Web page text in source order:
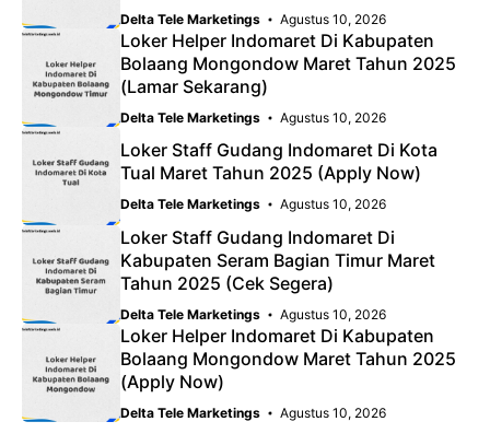
Delta Tele Marketings Agustus 10, 2026
Loker Helper Indomaret Di Kabupaten
Bolaang Mongondow Maret Tahun 2025
(Lamar Sekarang)
Delta Tele Marketings Agustus 10, 2026
Loker Staff Gudang Indomaret Di Kota
Tual Maret Tahun 2025 (Apply Now)
Delta Tele Marketings Agustus 10, 2026
Loker Staff Gudang Indomaret Di
Kabupaten Seram Bagian Timur Maret
Tahun 2025 (Cek Segera)
Delta Tele Marketings Agustus 10, 2026
Loker Helper Indomaret Di Kabupaten
Bolaang Mongondow Maret Tahun 2025
(Apply Now)
Delta Tele Marketings Agustus 10, 2026